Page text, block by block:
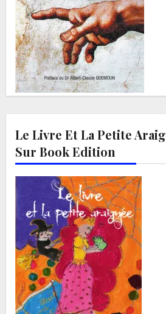
Le Livre Et La Petite
Sur Book Edition